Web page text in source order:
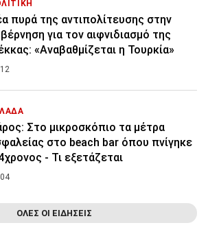
πυρά της αντιπολίτευσης στην
για τον αιφνιδιασμό της
«Αναβαθμίζεται η Τουρκία»
Στο μικροσκόπιο τα μέτρα
στο beach bar όπου πνίγηκε
- Τι εξετάζεται
ΟΛΕΣ ΟΙ ΕΙΔΗΣΕΙΣ